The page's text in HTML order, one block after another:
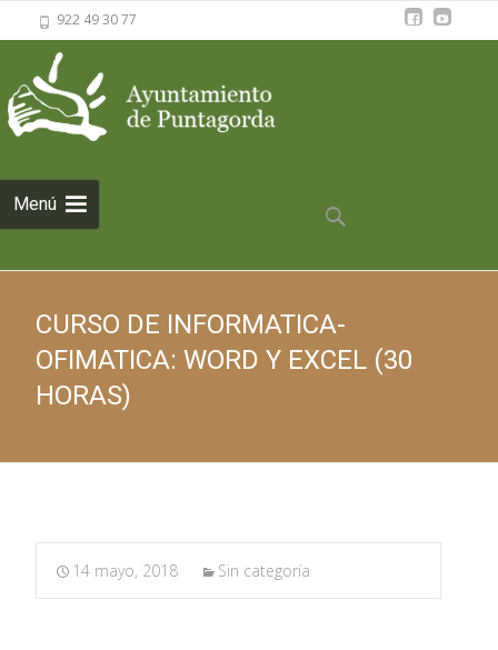
922 49 30 77
Menú
Saltar al
contenido
Buscar:
CURSO DE INFORMATICA-
OFIMATICA: WORD Y EXCEL (30
HORAS)
14 mayo, 2018 Sin categoría